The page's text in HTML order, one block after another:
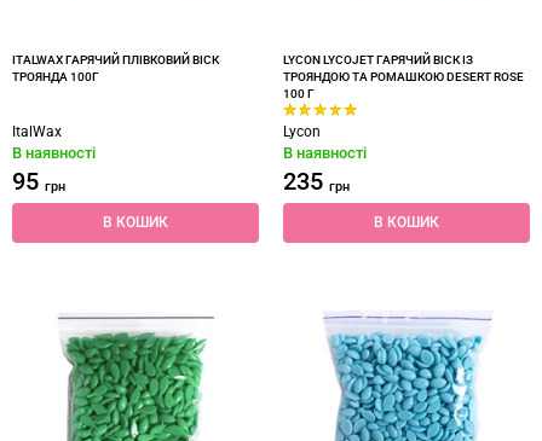
ITALWAX ГАРЯЧИЙ ПЛІВКОВИЙ ВІСК
ТРОЯНДА 100Г
ItalWax
В наявності
95 грн
В КОШИК
LYCON LYCOJET ГАРЯЧИЙ ВІСК ІЗ
ТРОЯНДОЮ ТА РОМАШКОЮ DESERT ROSE
100 Г
Lycon
В наявності
235 грн
В КОШИК